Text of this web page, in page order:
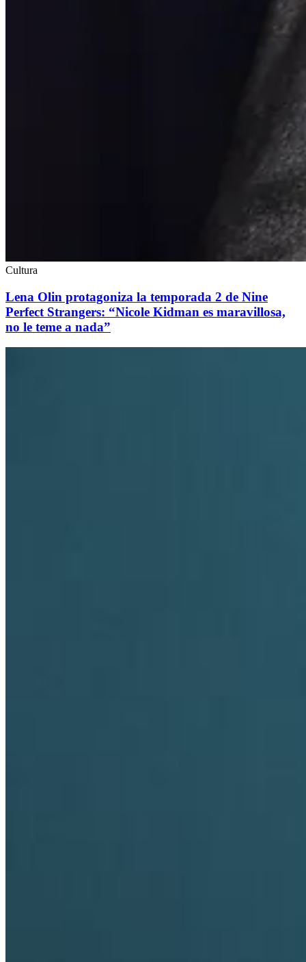
Cultura
Lena Olin protagoniza la temporada 2 de Nine
Perfect Strangers: “Nicole Kidman es maravillosa,
no le teme a nada”